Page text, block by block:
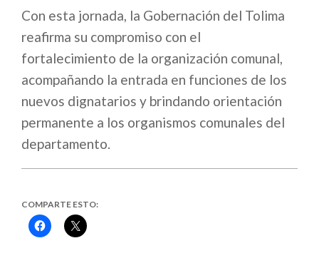
Con esta jornada, la Gobernación del Tolima
reafirma su compromiso con el
fortalecimiento de la organización comunal,
acompañando la entrada en funciones de los
nuevos dignatarios y brindando orientación
permanente a los organismos comunales del
departamento.
COMPARTE ESTO:
Haz
clic
Haz
clic